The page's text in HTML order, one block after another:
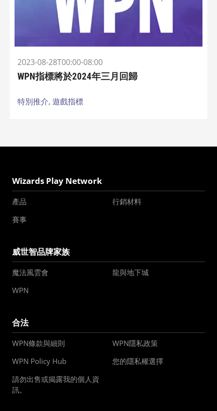
2023-08-28T00:00-08:00
WPN指標將於2024年三月回歸
特別推介, 遊戲指標
Wizards Play Network
產品
行銷材料
賽事
威世智品牌家族
魔法風雲會
龍與地下城
WPN
合法
WPN條款與細則
WPN隱私政策
WPN Policy Hub
您的隱私權選擇
請勿出售或揭露我的個人資
訊。